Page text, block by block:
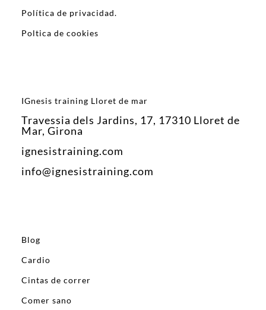
Política de privacidad.
Poltica de cookies
IGnesis training Lloret de mar
Travessia dels Jardins, 17, 17310 Lloret de
Mar, Girona
ignesistraining.com
info@ignesistraining.com
Blog
Cardio
Cintas de correr
Comer sano